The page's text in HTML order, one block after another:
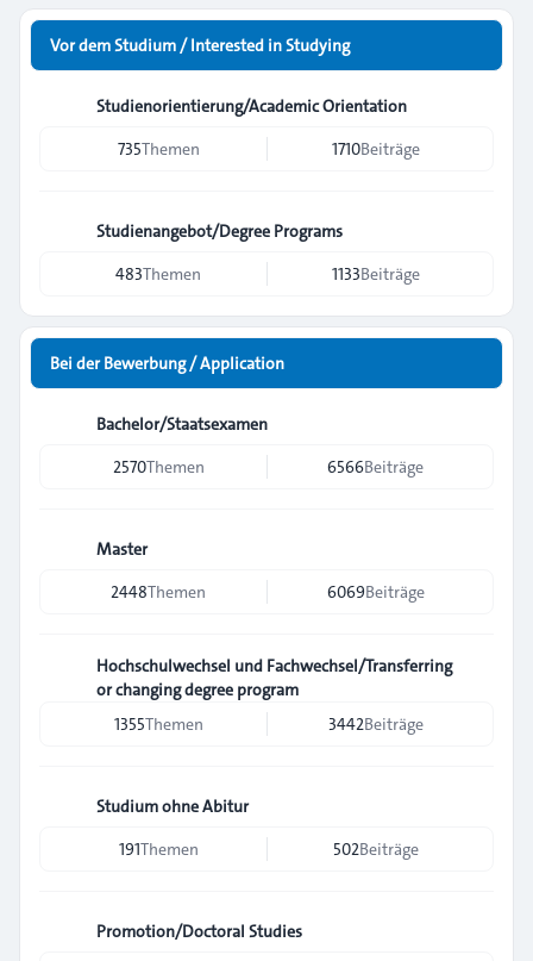
Vor dem Studium / Interested in Studying
Studienorientierung/Academic Orientation
735Themen 1710Beiträge
Studienangebot/Degree Programs
483Themen 1133Beiträge
Bei der Bewerbung / Application
Bachelor/Staatsexamen
2570Themen 6566Beiträge
Master
2448Themen 6069Beiträge
Hochschulwechsel und Fachwechsel/Transferring
or changing degree program
1355Themen 3442Beiträge
Studium ohne Abitur
191Themen 502Beiträge
Promotion/Doctoral Studies